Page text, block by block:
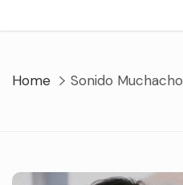
Home Sonido Muchacho